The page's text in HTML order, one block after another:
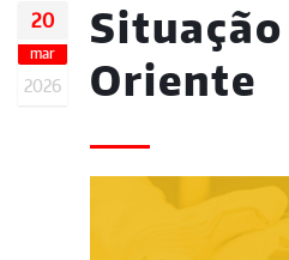
20
mar
2026
Oriente